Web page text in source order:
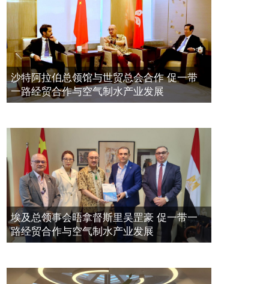
带一路经贸合作与空气制水产业发展
2023年11月23日
拿督斯里吴罡豪晤土耳其总领事 促一
带一路经贸合作与空气制水产业发展
2023年11月23日
標量波光量子導入系統聯合國總部拿
督斯裏吳達鎔教授首發
2021年12月10日
空氣制水發明人吳達鎔出席聯合國環
境科政商管治聯盟會議
沙特阿拉伯总领馆与世贸总会合作 促一带
一路经贸合作与空气制水产业发展
埃及总领事会晤拿督斯里吴罡豪 促一带一
路经贸合作与空气制水产业发展